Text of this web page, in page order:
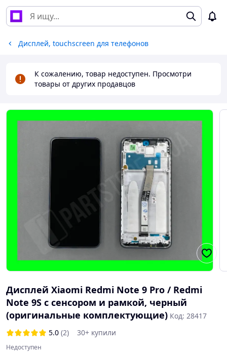
Дисплей, touchscreen для телефонов
К сожалению, товар недоступен. Просмотри
товары от других продавцов
Дисплей Xiaomi Redmi Note 9 Pro / Redmi
Note 9S с сенсором и рамкой, черный
(оригинальные комплектующие) Код: 28417
5.0 (2) 30+ купили
Недоступен